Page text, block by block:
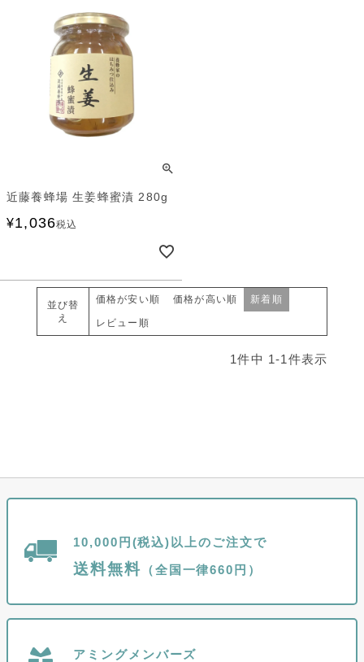
近藤養蜂場 生姜蜂蜜漬 280g
¥1,036税込
並び替
え
価格が安い順 価格が高い順 新着順
レビュー順
1件中 1-1 件表示
10,000円(税込)以上のご注文で
送料無料 （全国一律660円）
アミングメンバーズ